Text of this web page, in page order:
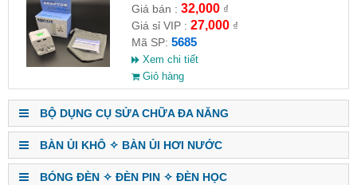
Giá bán : 32,000₫
Giá sỉ VIP : 27,000₫
Mã SP: 5685
Xem chi tiết
Giỏ hàng
BỘ DỤNG CỤ SỬA CHỮA ĐA NĂNG
BÀN ỦI KHÔ ✧ BÀN ỦI HƠI NƯỚC
BÓNG ĐÈN ✧ ĐÈN PIN ✧ ĐÈN HỌC